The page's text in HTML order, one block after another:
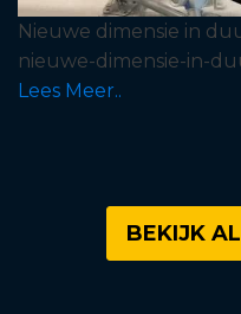
Nieuwe dimensie in
nieuwe-dimensie-in-
Lees Meer..
BEKIJK